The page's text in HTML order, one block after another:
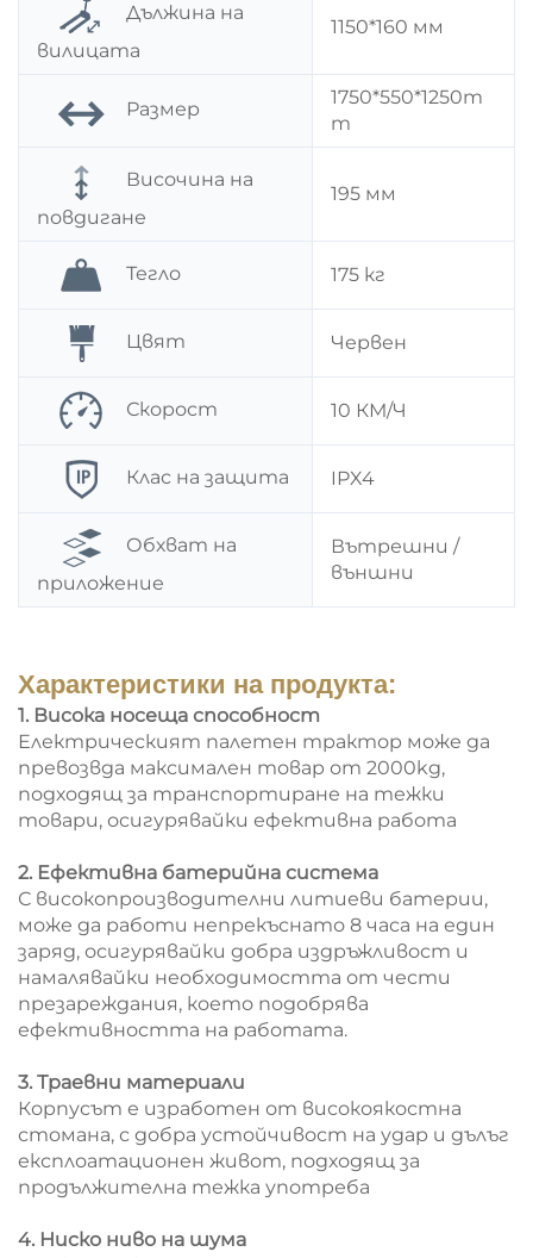
Дължина на
вилицата
1150*160 мм
Размер
1750*550*1250m
m
Височина на
повдигане
195 мм
Тегло 175 кг
Цвят Червен
Скорост 10 КМ/Ч
Клас на защита IPX4
Обхват на
приложение
Вътрешни /
външни
Характеристики на продукта:
1. Висока носеща способност
Електрическият палетен трактор може да
превозвда максимален товар от 2000kg,
подходящ за транспортиране на тежки
товари, осигурявайки ефективна работа
2. Ефективна батерийна система
С високопроизводителни литиеви батерии,
може да работи непрекъснато 8 часа на един
заряд, осигурявайки добра издръжливост и
намалявайки необходимостта от чести
презареждания, което подобрява
ефективността на работата.
3. Траевни материали
Корпусът е изработен от високоякостна
стомана, с добра устойчивост на удар и дълъг
експлоатационен живот, подходящ за
продължителна тежка употреба
4. Ниско ниво на шума